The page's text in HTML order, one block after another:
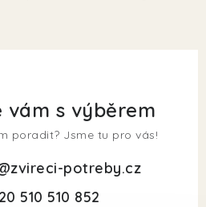
vám s výběrem
poradit? Jsme tu pro vás!
zvireci-potreby.cz
510 510 852